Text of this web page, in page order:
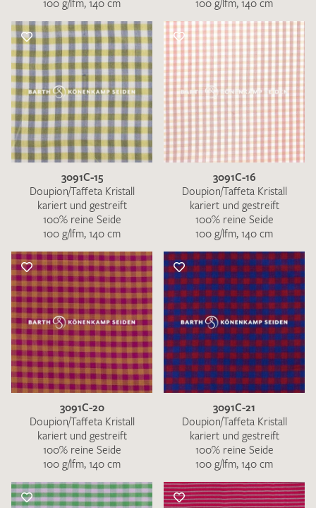
100 g/lfm, 140 cm 100 g/lfm, 140 cm
3091C-15
Doupion/Taffeta Kristall
kariert und gestreift
100% reine Seide
100 g/lfm, 140 cm
3091C-16
Doupion/Taffeta Kristall
kariert und gestreift
100% reine Seide
100 g/lfm, 140 cm
3091C-20
Doupion/Taffeta Kristall
kariert und gestreift
100% reine Seide
100 g/lfm, 140 cm
3091C-21
Doupion/Taffeta Kristall
kariert und gestreift
100% reine Seide
100 g/lfm, 140 cm